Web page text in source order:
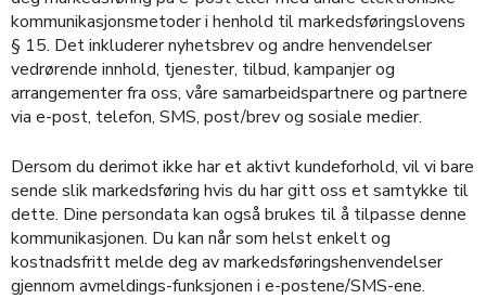
kommunikasjonsmetoder i henhold til markedsføringslovens
§ 15. Det inkluderer nyhetsbrev og andre henvendelser
vedrørende innhold, tjenester, tilbud, kampanjer og
arrangementer fra oss, våre samarbeidspartnere og partnere
via e-post, telefon, SMS, post/brev og sosiale medier.
Dersom du derimot ikke har et aktivt kundeforhold, vil vi bare
sende slik markedsføring hvis du har gitt oss et samtykke til
dette. Dine persondata kan også brukes til å tilpasse denne
kommunikasjonen. Du kan når som helst enkelt og
kostnadsfritt melde deg av markedsføringshenvendelser
gjennom avmeldings-funksjonen i e-postene/SMS-ene.